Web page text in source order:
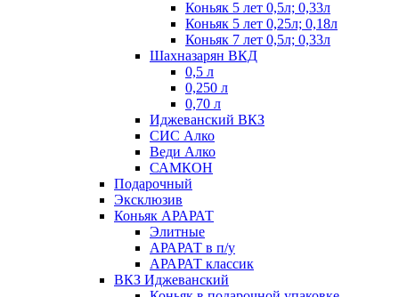
Коньяк 5 лет 0,5л; 0,33л
Коньяк 5 лет 0,25л; 0,18л
Коньяк 7 лет 0,5л; 0,33л
Шахназарян ВКД
0,5 л
0,250 л
0,70 л
Иджеванский ВКЗ
СИС Алко
Веди Алко
САМКОН
Подарочный
Эксклюзив
Коньяк АРАРАТ
Элитные
АРАРАТ в п/у
АРАРАТ классик
ВКЗ Иджеванский